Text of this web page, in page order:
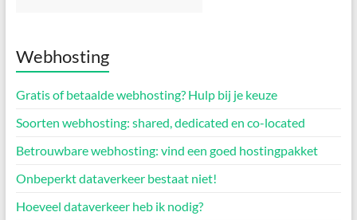
Webhosting
Gratis of betaalde webhosting? Hulp bij je keuze
Soorten webhosting: shared, dedicated en co-located
Betrouwbare webhosting: vind een goed hostingpakket
Onbeperkt dataverkeer bestaat niet!
Hoeveel dataverkeer heb ik nodig?